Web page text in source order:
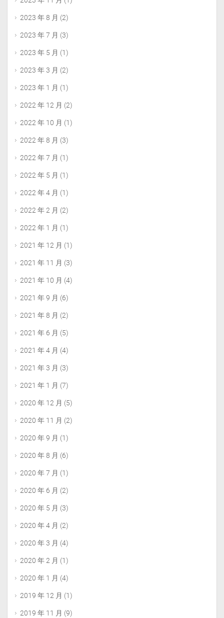
2023 年 8 月 (2)
2023 年 7 月 (3)
2023 年 5 月 (1)
2023 年 3 月 (2)
2023 年 1 月 (1)
2022 年 12 月 (2)
2022 年 10 月 (1)
2022 年 8 月 (3)
2022 年 7 月 (1)
2022 年 5 月 (1)
2022 年 4 月 (1)
2022 年 2 月 (2)
2022 年 1 月 (1)
2021 年 12 月 (1)
2021 年 11 月 (3)
2021 年 10 月 (4)
2021 年 9 月 (6)
2021 年 8 月 (2)
2021 年 6 月 (5)
2021 年 4 月 (4)
2021 年 3 月 (3)
2021 年 1 月 (7)
2020 年 12 月 (5)
2020 年 11 月 (2)
2020 年 9 月 (1)
2020 年 8 月 (6)
2020 年 7 月 (1)
2020 年 6 月 (2)
2020 年 5 月 (3)
2020 年 4 月 (2)
2020 年 3 月 (4)
2020 年 2 月 (1)
2020 年 1 月 (4)
2019 年 12 月 (1)
2019 年 11 月 (9)